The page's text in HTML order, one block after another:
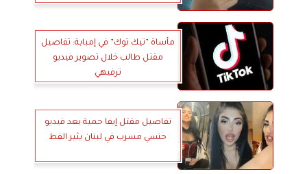
مأساة ”تيك توك” في إمبابة: تفاصيل
مقتل طالب خلال تصوير فيديو
ترفيهي
تفاصيل مقتل إيفا حمية بعد فيديو
حنسي مسرب في لبنان يثير الفط